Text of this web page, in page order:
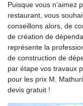
Puisque vous n’aimez
restaurant, vous
conseillons alors, de
de création de
représente la
de construction de
par étape vos travaux
pour les prix M.
devis gratuit !